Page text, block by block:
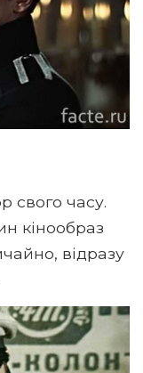
свого часу.
кінообраз
відразу